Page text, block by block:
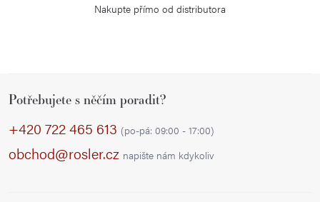
Nakupte přímo od distributora
Potřebujete s něčím poradit?
+420 722 465 613 (po-pá: 09:00 - 17:00)
obchod@rosler.cz napište nám kdykoliv